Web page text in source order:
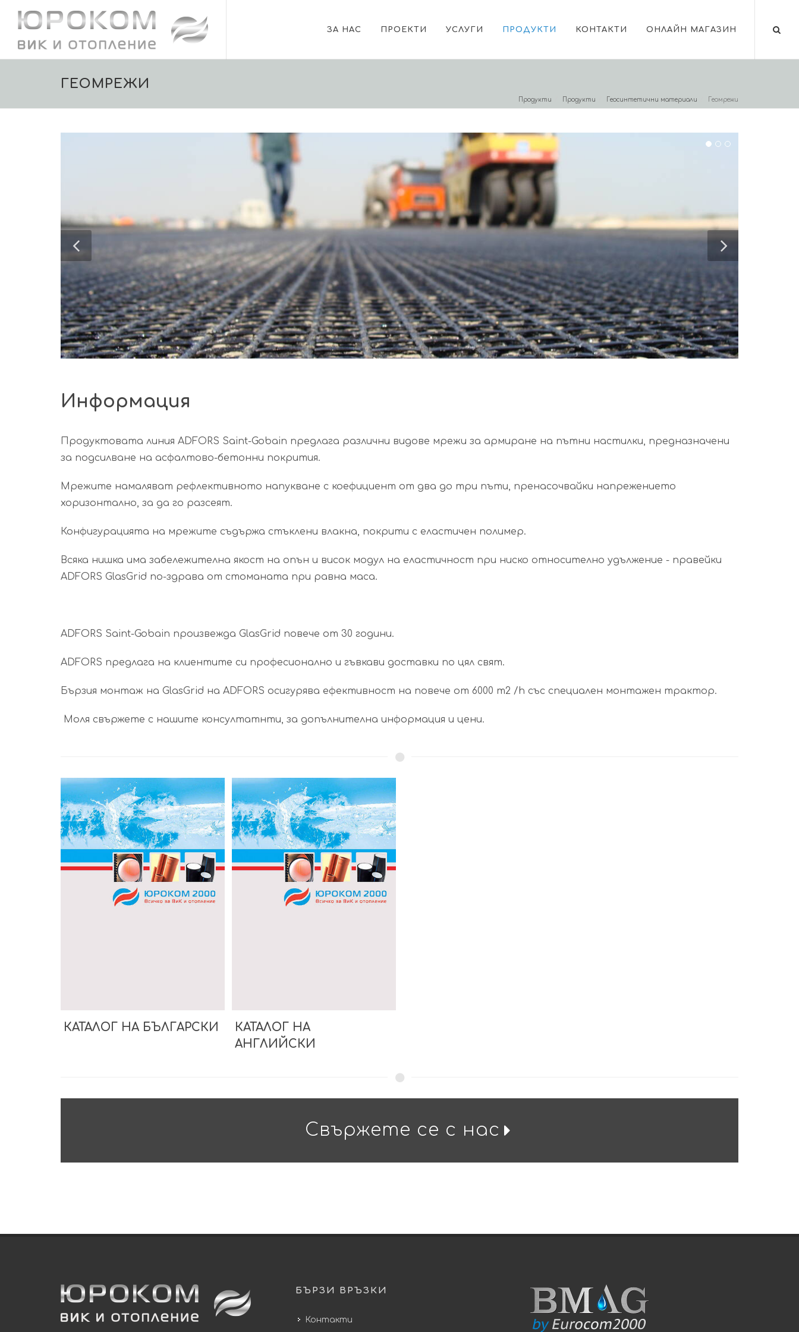
ЗА НАС ПРОЕКТИ УСЛУГИ ПРОДУКТИ КОНТАКТИ ОНЛАЙН МАГАЗИН
ГЕОМРЕЖИ
Продукти Продукти Геосинтетични материали Геомрежи
Информация
Продуктовата линия ADFORS Saint-Gobain предлага различни видове мрежи за армиране на пътни настилки, предназначени
за подсилване на асфалтово-бетонни покрития.
Мрежите намаляват рефлективното напукване с коефициент от два до три пъти, пренасочвайки напрежението
хоризонтално, за да го разсеят.
Конфигурацията на мрежите съдържа стъклени влакна, покрити с еластичен полимер.
Всяка нишка има забележителна якост на опън и висок модул на еластичност при ниско относително удължение - правейки
ADFORS GlasGrid по-здрава от стоманата при равна маса.
ADFORS Saint-Gobain произвежда GlasGrid повече от 30 години.
ADFORS предлага на клиентите си професионално и гъвкави доставки по цял свят.
Бързия монтаж на GlasGrid на ADFORS осигурява ефективност на повече от 6000 m2 /h със специален монтажен трактор.
Моля свържете с нашите консултатнти, за допълнителна информация и цени.
КАТАЛОГ НА БЪЛГАРСКИ
КАТАЛОГ НА
АНГЛИЙСКИ
Свържете се с нас
БЪРЗИ ВРЪЗКИ
Контакти